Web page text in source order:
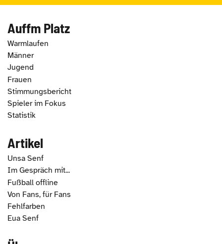
Auffm Platz
Warmlaufen
Männer
Jugend
Frauen
Stimmungsbericht
Spieler im Fokus
Statistik
Artikel
Unsa Senf
Im Gespräch mit...
Fußball offline
Von Fans, für Fans
Fehlfarben
Eua Senf